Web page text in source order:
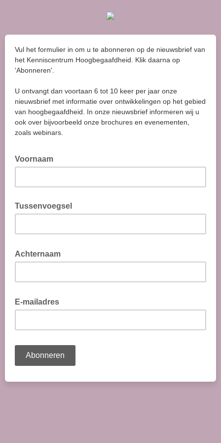
Vul het formulier in om u te abonneren op de nieuwsbrief van
het Kenniscentrum Hoogbegaafdheid. Klik daarna op
'Abonneren'.
U ontvangt dan voortaan 6 tot 10 keer per jaar onze
nieuwsbrief met informatie over ontwikkelingen op het gebied
van hoogbegaafdheid. In onze nieuwsbrief informeren wij u
ook over bijvoorbeeld onze brochures en evenementen,
zoals webinars.
Voornaam
Tussenvoegsel
Achternaam
E-mailadres